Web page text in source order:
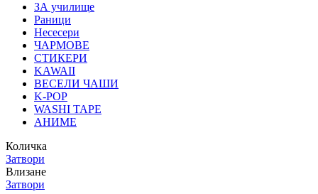
ЗА училище
Раници
Несесери
ЧАРМОВЕ
СТИКЕРИ
KAWAII
ВЕСЕЛИ ЧАШИ
K-POP
WASHI TAPE
АНИМЕ
Количка
Затвори
Влизане
Затвори